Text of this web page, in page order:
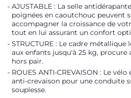
AJUSTABLE : La selle
poignées en caoutchouc peuvent
accompagner la croissance de
tout en lui assurant un confort
STRUCTURE : Le cadre
aux enfants jusqu'à 25 kg, procure
hors pair.
ROUES ANTI-CREVAISON : Le
anti-crevaison pour une conduite
souplesse.